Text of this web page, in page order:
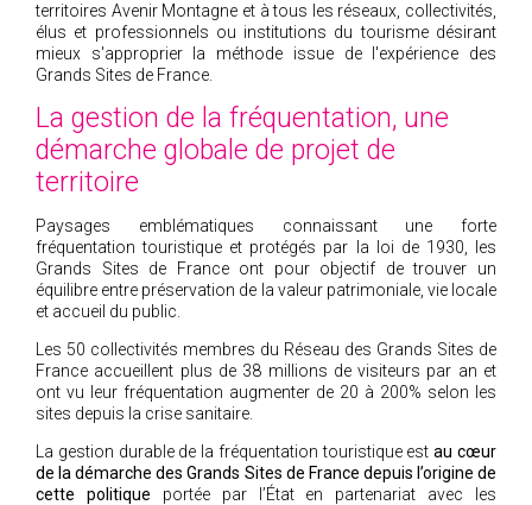
territoires Avenir Montagne et à tous les réseaux, collectivités,
élus et professionnels ou institutions du tourisme désirant
mieux s'approprier la méthode issue de l'expérience des
Grands Sites de France.
La gestion de la fréquentation, une
démarche globale de projet de
territoire
Paysages emblématiques connaissant une forte
fréquentation touristique et protégés par la loi de 1930, les
Grands Sites de France ont pour objectif de trouver un
équilibre entre préservation de la valeur patrimoniale, vie locale
et accueil du public.
Les 50 collectivités membres du Réseau des Grands Sites de
France accueillent plus de 38 millions de visiteurs par an et
ont vu leur fréquentation augmenter de 20 à 200% selon les
sites depuis la crise sanitaire.
La gestion durable de la fréquentation touristique estau cœur
de la démarche des Grands Sites de France depuis l’origine de
cette politique portée par l’État en partenariat avec les